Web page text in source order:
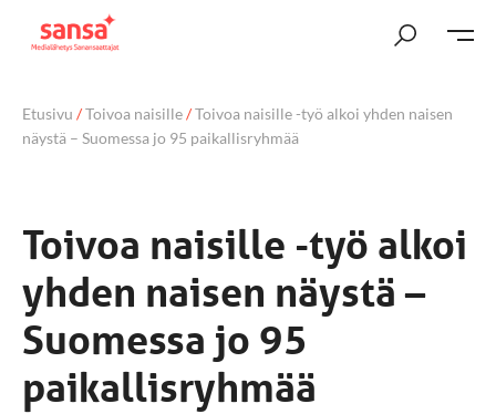
Etusivu /Toivoa naisille/Toivoa naisille -työ alkoi yhden naisen
näystä – Suomessa jo 95 paikallisryhmää
Toivoa naisille -työ alkoi
yhden naisen näystä –
Suomessa jo 95
paikallisryhmää